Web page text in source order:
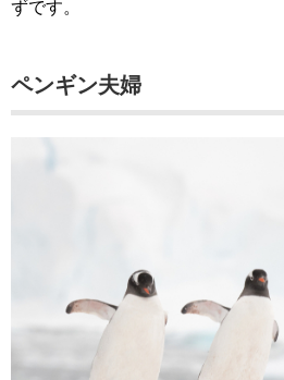
ずです。
ペンギン夫婦